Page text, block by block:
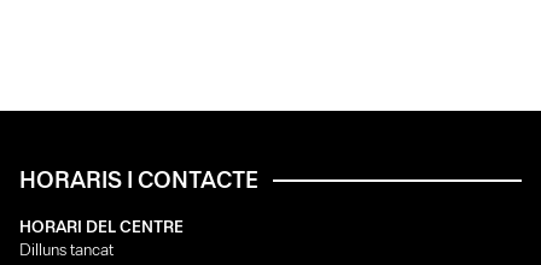
HORARIS I CONTACTE
HORARI DEL CENTRE
Dilluns tancat